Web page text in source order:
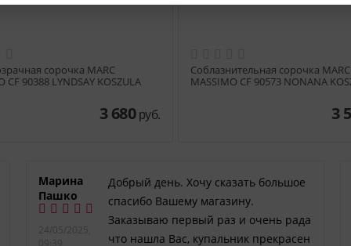
сорочка MARC
CF 90388 LYNDSAY KOSZULA
3 680 руб.
Соблазнительная сорочка MARC
MASSIMO CF 90573 NONANA
3
Марина
Пашко
24/05/2025,
09:39
Добрый день. Хочу сказать большое
спасибо Вашему магазину.
Заказываю первый раз и очень рада
что нашла Вас, купальник прекрасен